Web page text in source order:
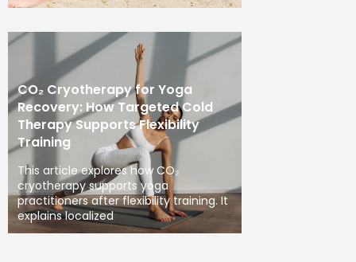
CO₂ Cryotherapy for Yoga
Recovery: How Targeted Cold
Therapy Supports Flexibility
Training
This article explores how CO₂
cryotherapy supports yoga
practitioners after flexibility training. It
explains localized